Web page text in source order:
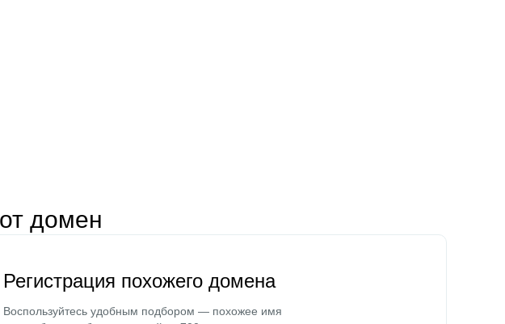
домен
Регистрация похожего домена
Воспользуйтесь удобным подбором — похожее имя